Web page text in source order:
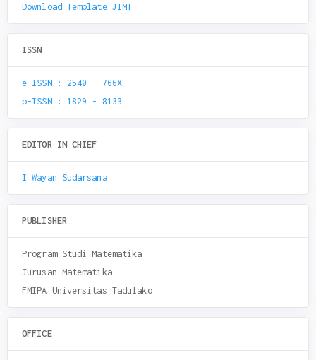
Download Template JIMT
ISSN
e-ISSN : 2540 - 766X
p-ISSN : 1829 - 8133
EDITOR IN CHIEF
I Wayan Sudarsana
PUBLISHER
Program Studi Matematika
Jurusan Matematika
FMIPA Universitas Tadulako
OFFICE